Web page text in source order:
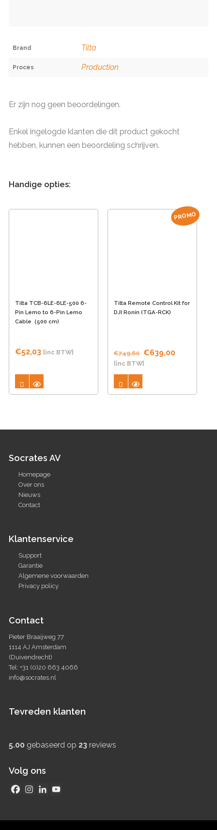
Brand Tilta
Proces Production
Er zijn nog geen beoordelingen.
Enkel ingelogde klanten die dit product gekocht
hebben, kunnen een beoordeling schrijven.
Handige opties:
Tilta TCB-6LE-6LE-500 6-
Pin Lemo to 6-Pin Lemo
Cable（500 cm)
€52,03 {inc BTW}
PROMO
Tilta Remote Control Kit for
DJI Ronin (TGA-RCK)
€749,60 Oorspronkelijke
prijs
€639,00
{inc BTW}
Socrates AV
Homepage
Over ons
Nieuws
Contact
Klantenservice
Support
Garantie
Algemene voorwaarden
Privacy policy
Contact
Pieter Braaijweg 77
1114 AJ Amsterdam
(Duivendrecht)
Tel: +31 (0)20 663 4066
info@socrates.nl
Tevreden klanten
5.00 gebaseerd op 23 reviews
Volg ons